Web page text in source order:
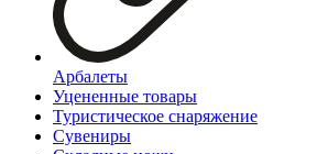
Арбалеты
Уцененные товары
Туристическое снаряжение
Сувениры